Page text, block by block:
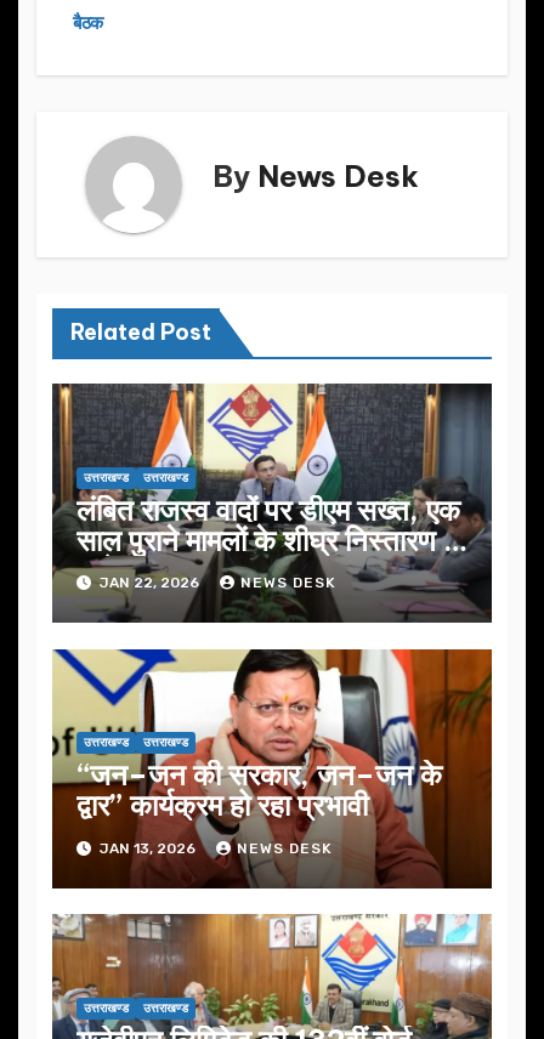
k
बैठक
By News Desk
Related Post
उत्तराखण्ड उत्तराखण्ड
लंबित राजस्व वादों पर डीएम सख्त, एक
साल पुराने मामलों के शीघ्र निस्तारण के
आदेश…
JAN 22, 2026 NEWS DESK
उत्तराखण्ड उत्तराखण्ड
“जन–जन की सरकार, जन–जन के
द्वार” कार्यक्रम हो रहा प्रभावी
JAN 13, 2026 NEWS DESK
उत्तराखण्ड उत्तराखण्ड